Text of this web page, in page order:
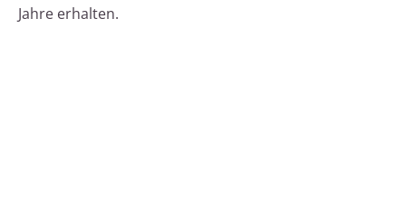
Jahre erhalten.